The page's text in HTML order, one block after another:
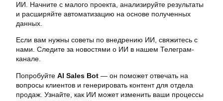
ИИ. Начните с малого проекта, анализируйте результаты
и расширяйте автоматизацию на основе полученных
данных.
Если вам нужны советы по внедрению ИИ, свяжитесь с
нами. Следите за новостями о ИИ в нашем Телеграм-
канале.
Попробуйте AI Sales Bot — он поможет отвечать на
вопросы клиентов и генерировать контент для отдела
продаж. Узнайте, как ИИ может изменить ваши процессы